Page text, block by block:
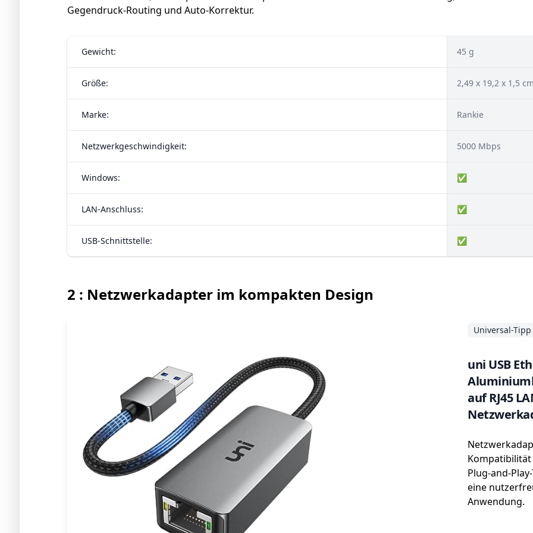
Gegendruck-Routing und Auto-Korrektur.
Gewicht: 45 g
Größe: 2,49 x 19,2 x 1,5
Marke: Rankie
Netz­werk­ge­schwin­dig­keit: 5000 Mbps
Windows: ✅
LAN-Anschluss: ✅
USB-Schnittstelle: ✅
2 : Netzwerkadapter im kompakten Design
uni USB
auf RJ45
Universal-Tipp
Plug-and-
eine
Anwendung.